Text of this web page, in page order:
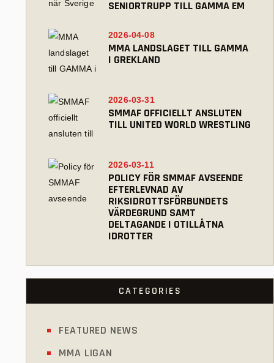
SENIORTRUPP TILL GAMMA EM
MMA LANDSLAGET TILL GAMMA
I GREKLAND
2026-04-08
SMMAF OFFICIELLT ANSLUTEN
TILL UNITED WORLD WRESTLING
2026-03-31
POLICY FÖR SMMAF AVSEENDE
EFTERLEVNAD AV
RIKSIDROTTSFÖRBUNDETS
VÄRDEGRUND SAMT
DELTAGANDE I OTILLÅTNA
IDROTTER
2026-03-11
CATEGORIES
FEATURED NEWS
MMA LIGAN